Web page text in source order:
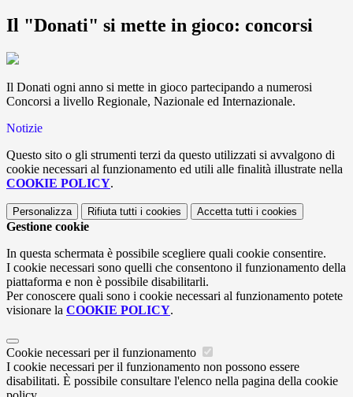
Il "Donati" si mette in gioco: concorsi
Il Donati ogni anno si mette in gioco partecipando a numerosi
Concorsi a livello Regionale, Nazionale ed Internazionale.
Notizie
Questo sito o gli strumenti terzi da questo utilizzati si avvalgono di
cookie necessari al funzionamento ed utili alle finalità illustrate nella
COOKIE POLICY.
Personalizza Rifiuta tutti i cookies Accetta tutti i cookies
Gestione cookie
In questa schermata è possibile scegliere quali cookie consentire.
I cookie necessari sono quelli che consentono il funzionamento della
piattaforma e non è possibile disabilitarli.
Per conoscere quali sono i cookie necessari al funzionamento potete
visionare la COOKIE POLICY.
Cookie necessari per il funzionamento
I cookie necessari per il funzionamento non possono essere
disabilitati. È possibile consultare l'elenco nella pagina della cookie